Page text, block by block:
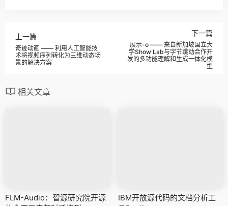
上一篇
奇迹动画 —— 利用人工智能技
术将视频序列转化为三维动态场
景的解决方案
下一篇
展示-o —— 来自新加坡国立大
学Show Lab与字节跳动合作开
发的多功能理解和生成一体化模
型
相关文章
FLM-Audio：智源研究院开源
IBM开放源代码的文档分析工